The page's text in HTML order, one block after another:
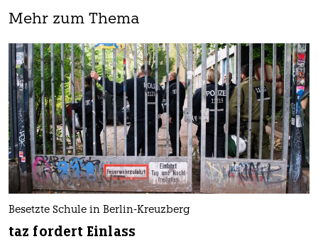
Mehr zum Thema
Besetzte Schule in Berlin-Kreuzberg
taz fordert Einlass